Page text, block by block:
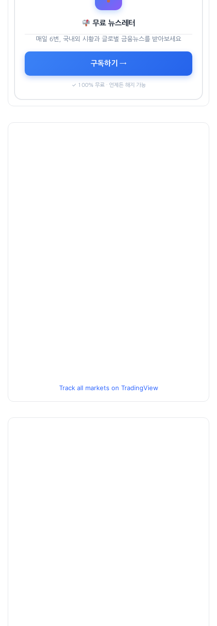
무료 뉴스레터
매일 6번, 국내외 시황과 글로벌 금융뉴스를 받아보세요
구독하기 →
✓ 100% 무료 · 언제든 해지 가능
Track all markets on TradingView